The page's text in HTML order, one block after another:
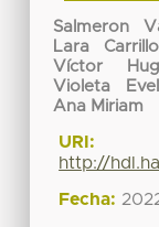
Salmeron
Lara
Víctor
Violeta
Ana Miriam
URI:
http://
Fecha: